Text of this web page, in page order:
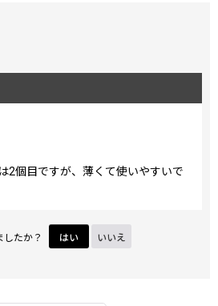
2個目ですが、薄くて使いやすいで
したか？ はい いいえ